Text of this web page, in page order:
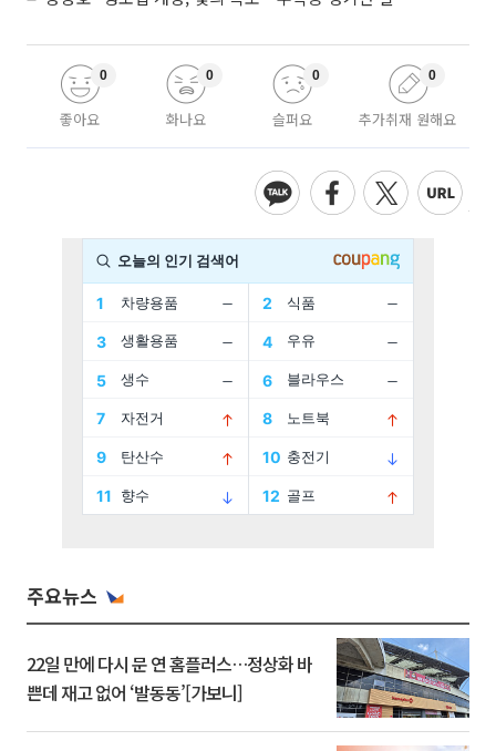
좋아요
0
화나요
0
슬퍼요
0
추가취재 원해요
0
주요뉴스
22일 만에 다시 문 연 홈플러스…정상화 바
쁜데 재고 없어 ‘발동동’[가보니]